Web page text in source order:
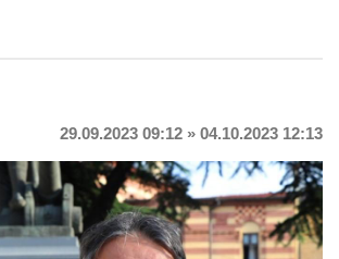
29.09.2023 09:12 » 04.10.2023 12:13